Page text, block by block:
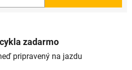
zadarmo
pripravený na jazdu